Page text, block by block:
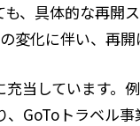
、具体的な再開
化に伴い、再開
当しています。
GoToトラベル